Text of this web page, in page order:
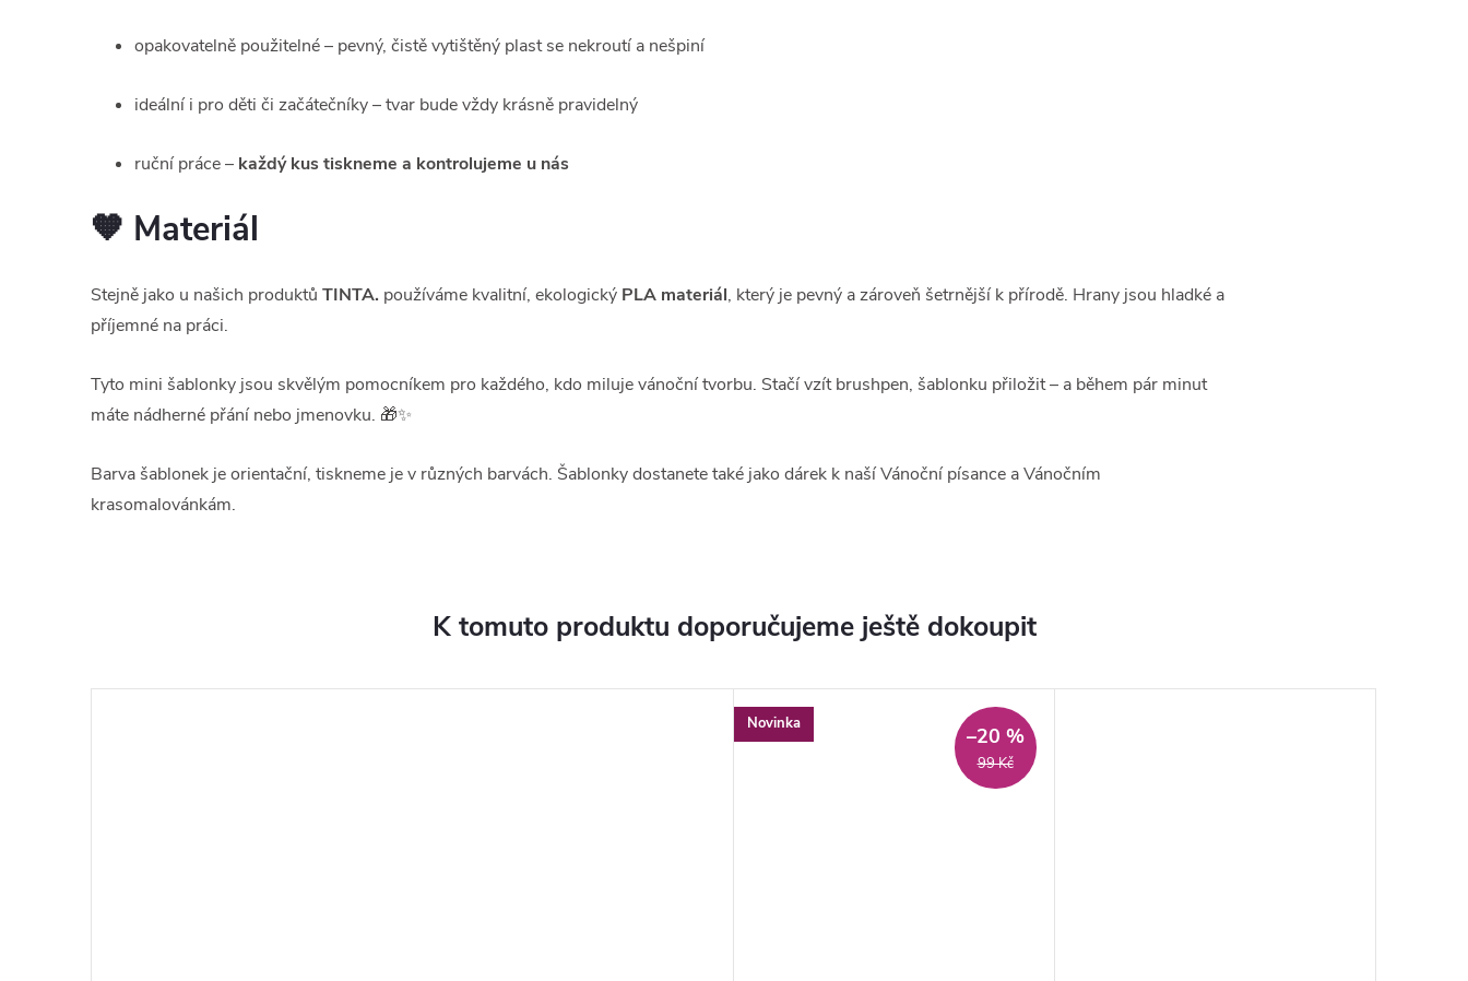
opakovatelně použitelné – pevný, čistě vytištěný plast se nekroutí a nešpiní
ideální i pro děti či začátečníky – tvar bude vždy krásně pravidelný
ruční práce – každý kus tiskneme a kontrolujeme u nás
🧡 Materiál
Stejně jako u našich produktů TINTA. používáme kvalitní, ekologický PLA materiál, který je pevný a zároveň šetrnější k přírodě. Hrany jsou hladké a
příjemné na práci.
Tyto mini šablonky jsou skvělým pomocníkem pro každého, kdo miluje vánoční tvorbu. Stačí vzít brushpen, šablonku přiložit – a během pár minut
máte nádherné přání nebo jmenovku. 🎁✨
Barva šablonek je orientační, tiskneme je v různých barvách. Šablonky dostanete také jako dárek k naší Vánoční písance a Vánočním
krasomalovánkám.
K tomuto produktu doporučujeme ještě dokoupit
Novinka
99 Kč
–20 %